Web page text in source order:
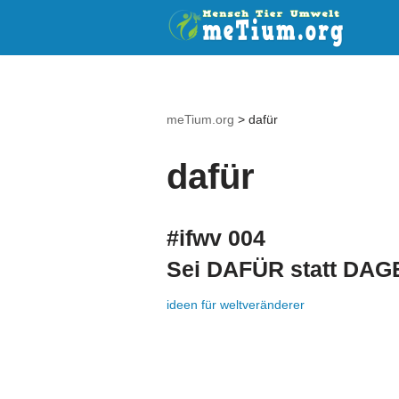
meTium.org > dafür
dafür
#ifwv 004
Sei DAFÜR statt
ideen für weltveränderer